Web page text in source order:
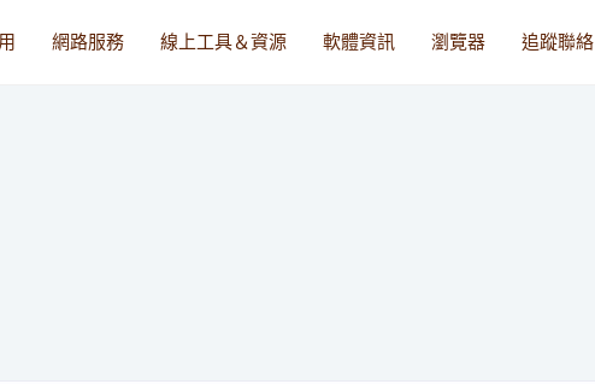
網路服務 線上工具＆資源 軟體資訊 瀏覽器 追蹤聯絡